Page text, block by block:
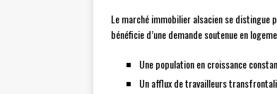
Le marché immobilier alsacien se distingue
bénéficie d’une demande soutenue en
Une population en croissance
Un afflux de travailleurs